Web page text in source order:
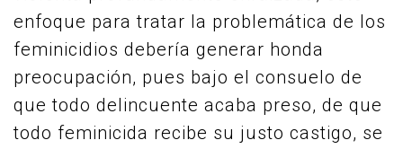
enfoque para tratar la problemática de los
feminicidios debería generar honda
preocupación, pues bajo el consuelo de
que todo delincuente acaba preso, de que
todo feminicida recibe su justo castigo, se